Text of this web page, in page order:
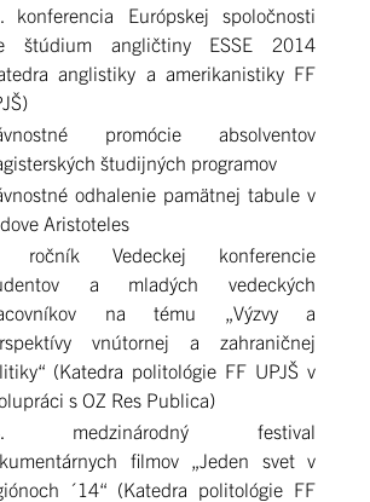
konferencia Európskej spoločnosti
štúdium angličtiny ESSE 2014
anglistiky a amerikanistiky FF
promócie absolventov
študijných programov
odhalenie pamätnej tabule v
Aristoteles
ročník Vedeckej konferencie
a mladých vedeckých
na tému „Výzvy a
vnútornej a zahraničnej
(Katedra politológie FF UPJŠ v
s OZ Res Publica)
medzinárodný festival
filmov „Jeden svet v
´14“ (Katedra politológie FF